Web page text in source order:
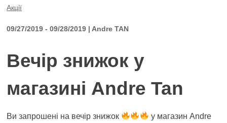
Акції
09/27/2019 - 09/28/2019 | Andre TAN
Вечір знижок у
магазині Andre Tan
Ви запрошені на вечір знижок
у магазин Andre